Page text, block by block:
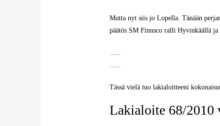
Mutta nyt siis jo Lopella. Tänään
päätös SM Finnsco ralli Hyvinkäällä
…..
…..
Tässä vielä tuo lakialoitteeni
Lakialoite 68/2010